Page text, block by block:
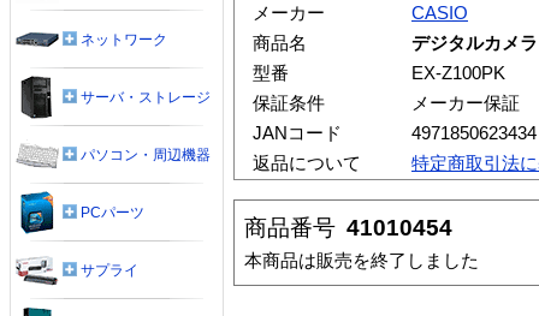
メーカー
CASIO
商品名
デジタルカメ
型番
EX-Z100PK
保証条件
メーカー保証
JANコード
4971850623434
返品について
特定商取引法
商品番号 41010454
本商品は販売を終了しました
ネットワーク
サーバ・ストレージ
パソコン・周辺機器
PCパーツ
サプライ